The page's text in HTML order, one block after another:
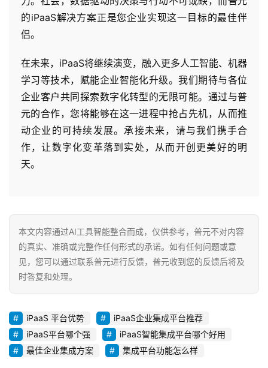
的iPaaS解决方案正是您企业实现这一目标的最佳伴
侣。
在未来，iPaaS将继续演变，融入更多人工智能、机器
学习等技术，赋能企业智能化升级。我们期待与各位
企业客户共同探索数字化转型的无限可能。通过与普
元的合作，您将能够在这一进程中抢占先机，从而推
动企业的可持续发展。承接未来，请与我们携手合
作，让数字化变革落到实处，从而开创更美好的明
天。
本文内容通过AI工具智能整合而成，仅供参考，普元不对内容
的真实、准确或完整作任何形式的承诺。如有任何问题或意
见，您可以通过联系普元进行反馈，普元收到您的反馈后将及
时答复和处理。
iPaaS 平台优势
iPaaS企业集成平台推荐
iPaaS平台哪个强
iPaaS智能集成平台哪个好用
最佳企业集成方案
集成平台功能怎么样